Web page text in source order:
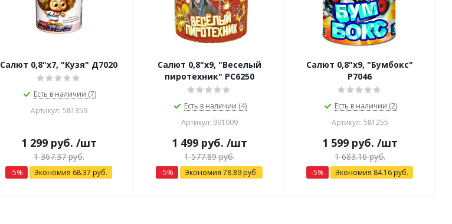
Салют 0,8"х7, "Кузя" Д7020
Есть в наличии (7)
Артикул: 581359
1 299руб. /шт
1 367.37руб.
-5% Экономия 68.37 руб.
Салют 0,8"х9, "Веселый
пиротехник" РС6250
Есть в наличии (4)
Артикул: 991009
1 499руб. /шт
1 577.89руб.
-5% Экономия 78.89 руб.
Салют 0,8"х9, "Бумбокс"
Р7046
Есть в наличии (2)
Артикул: 581255
1 599руб. /шт
1 683.16руб.
-5% Экономия 84.16 руб.